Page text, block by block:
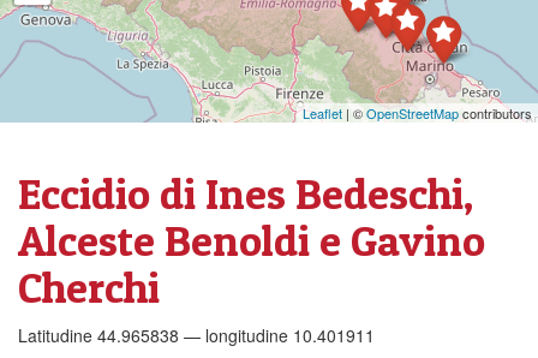
Leaflet | ©OpenStreetMapcontributors
Eccidio di Ines Bedeschi,
Alceste Benoldi e Gavino
Cherchi
Latitudine 44.965838 — longitudine 10.401911